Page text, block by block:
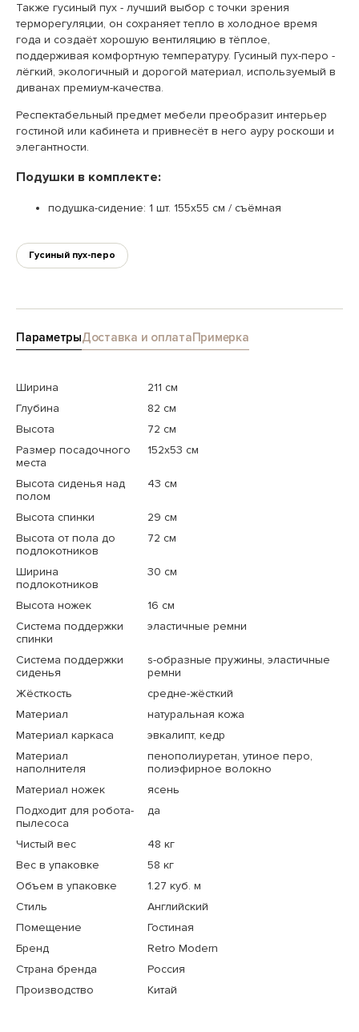
Также гусиный пух - лучший выбор с точки зрения
терморегуляции, он сохраняет тепло в холодное время
года и создаёт хорошую вентиляцию в тёплое,
поддерживая комфортную температуру. Гусиный пух-перо -
лёгкий, экологичный и дорогой материал, используемый в
диванах премиум-качества.
Респектабельный предмет мебели преобразит интерьер
гостиной или кабинета и привнесёт в него ауру роскоши и
элегантности.
Подушки в комплекте:
подушка-сидение: 1 шт. 155х55 см / съёмная
Гусиный пух-перо
ПараметрыДоставка и оплатаПримерка
Ширина
211 см
Глубина
82 см
Высота
72 см
Размер посадочного
места
152x53 см
Высота сиденья над
полом
43 см
Высота спинки
29 см
Высота от пола до
подлокотников
72 см
Ширина
подлокотников
30 см
Высота ножек
16 см
Система поддержки
спинки
эластичные ремни
Система поддержки
сиденья
s-образные пружины, эластичные
ремни
Жёсткость
средне-жёсткий
Материал
натуральная кожа
Материал каркаса
эвкалипт, кедр
Материал
наполнителя
пенополиуретан, утиное перо,
полиэфирное волокно
Материал ножек
ясень
Подходит для робота-
пылесоса
да
Чистый вес
48 кг
Вес в упаковке
58 кг
Объем в упаковке
1.27 куб. м
Стиль
Английский
Помещение
Гостиная
Бренд
Retro Modern
Страна бренда
Россия
Производство
Китай